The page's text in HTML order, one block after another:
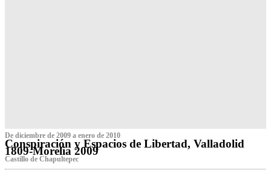
De diciembre de 2009 a enero de 2010
Conspiración y Espacios de Libertad, Valladolid
1809-Morelia 2009
Castillo de Chapultepec